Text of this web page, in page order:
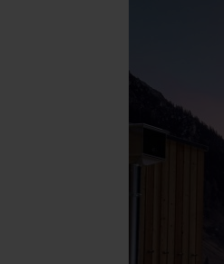
Ristorante
Alto Adige
Partner